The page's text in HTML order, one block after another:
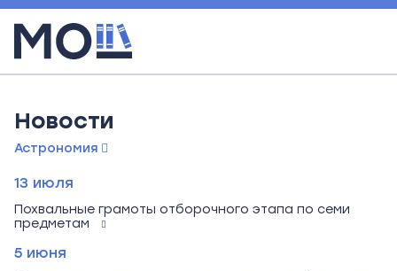
Новости
Астрономия
13 июля
Похвальные грамоты отборочного этапа по семи
предметам
5 июня